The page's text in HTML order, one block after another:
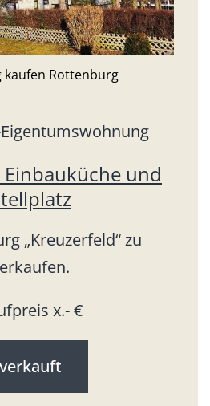
kaufen Rottenburg
und
„Kreuzerfeld“ zu
x.- €
verkauft